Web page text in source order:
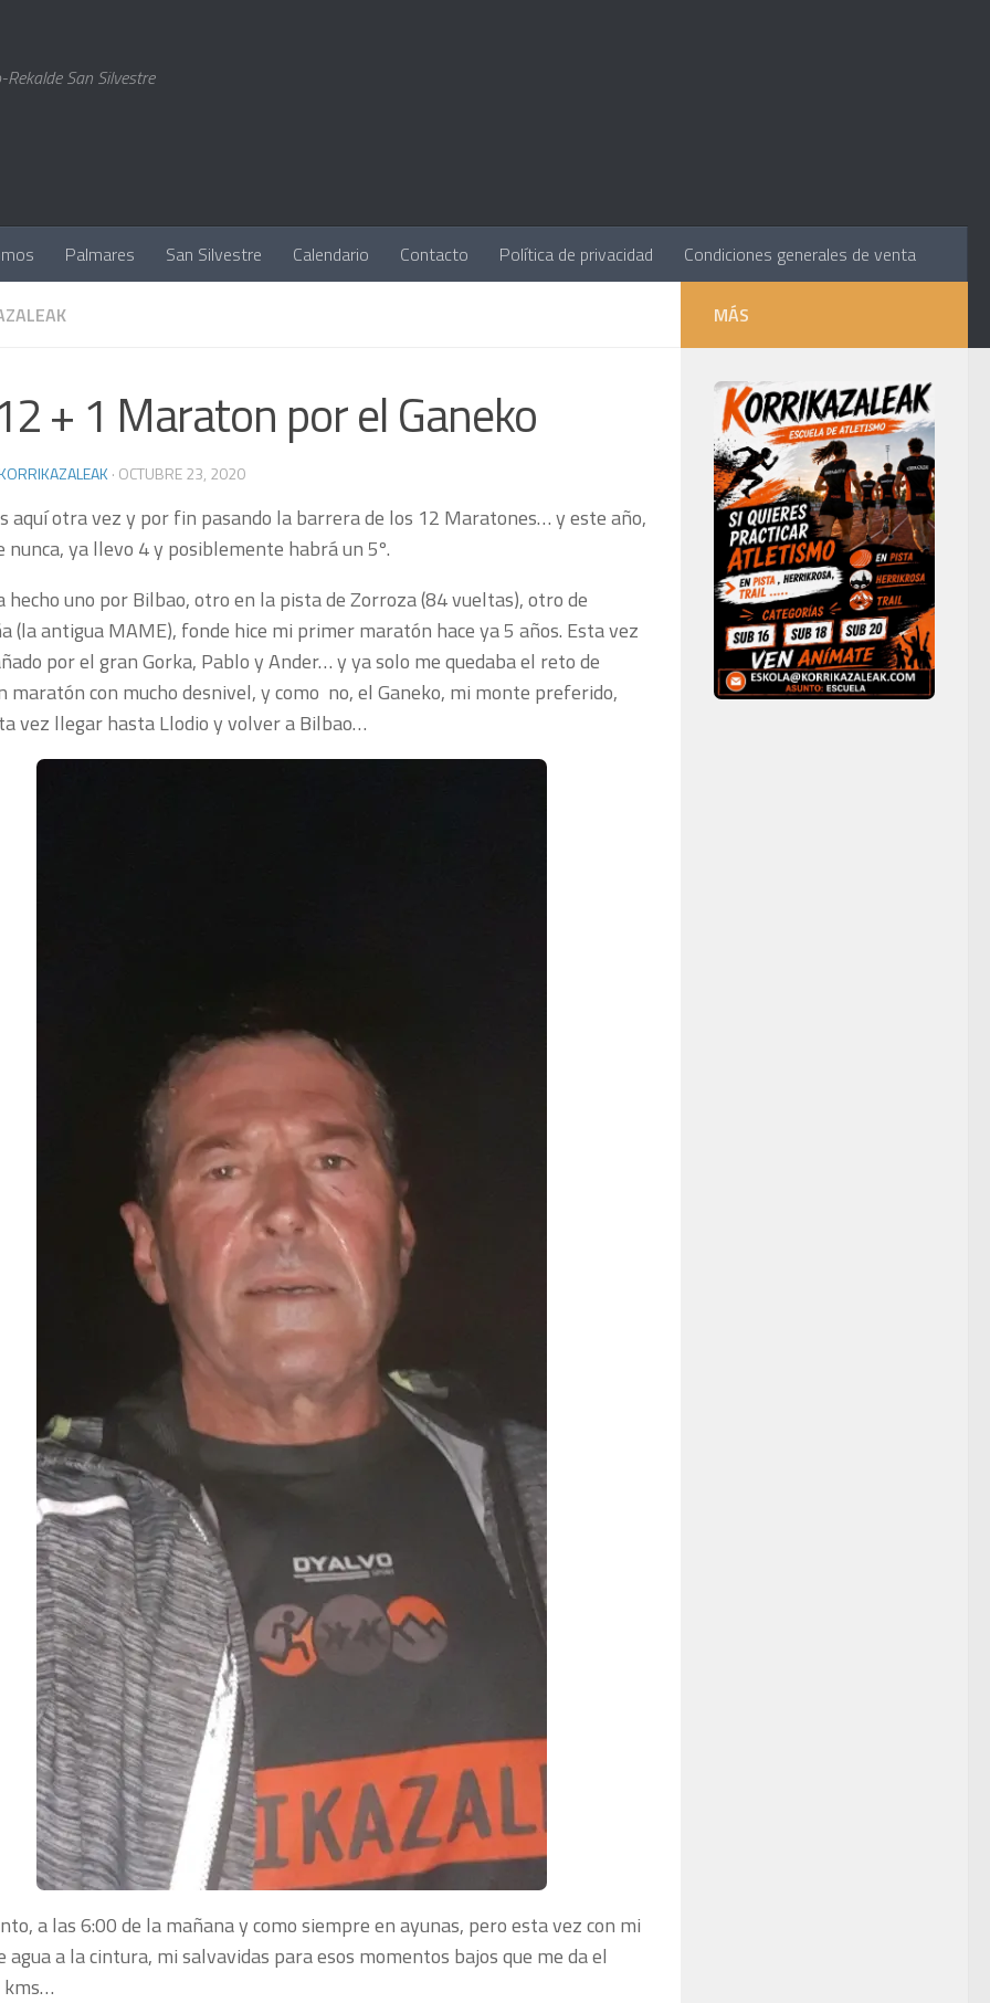
San Silvestre
Palmares San Silvestre Calendario Contacto Política de privacidad Condiciones generales de venta
+ 1 Maraton por el Ganeko
· OCTUBRE 23, 2020
aquí otra vez y por fin pasando la barrera de los 12 Maratones… y este año,
nunca, ya llevo 4 y posiblemente habrá un 5º.
hecho uno por Bilbao, otro en la pista de Zorroza (84 vueltas), otro de
(la antigua MAME), fonde hice mi primer maratón hace ya 5 años. Esta vez
por el gran Gorka, Pablo y Ander… y ya solo me quedaba el reto de
maratón con mucho desnivel, y como no, el Ganeko, mi monte preferido,
vez llegar hasta Llodio y volver a Bilbao…
a las 6:00 de la mañana y como siempre en ayunas, pero esta vez con mi
agua a la cintura, mi salvavidas para esos momentos bajos que me da el
kms…
MÁS